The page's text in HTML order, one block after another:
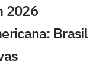
2026
Brasil